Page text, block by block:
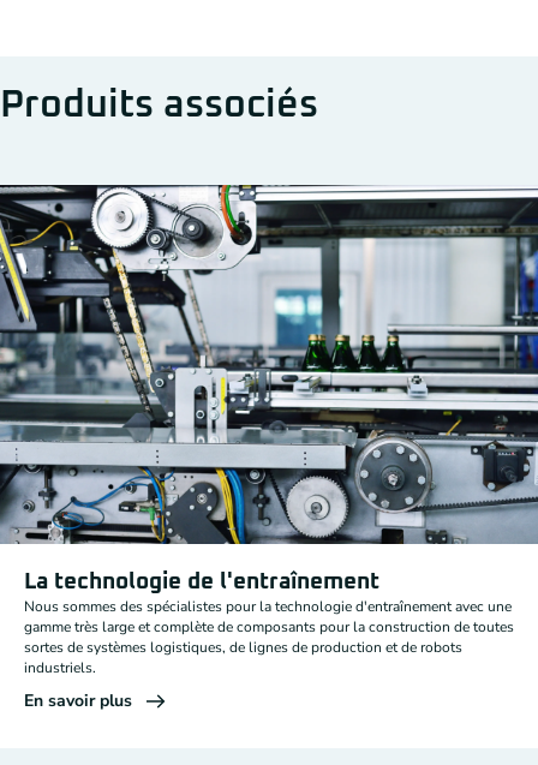
Produits associés
La technologie de l'entraînement
Nous sommes des spécialistes pour la technologie d'entraînement avec une
gamme très large et complète de composants pour la construction de toutes
sortes de systèmes logistiques, de lignes de production et de robots
industriels.
En savoir plus